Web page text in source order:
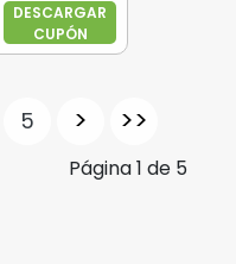
DESCARGAR
CUPÓN
5 > >>
Página1 de 5